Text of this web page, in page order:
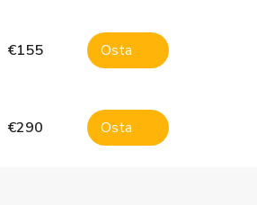
€155 Osta
€290 Osta